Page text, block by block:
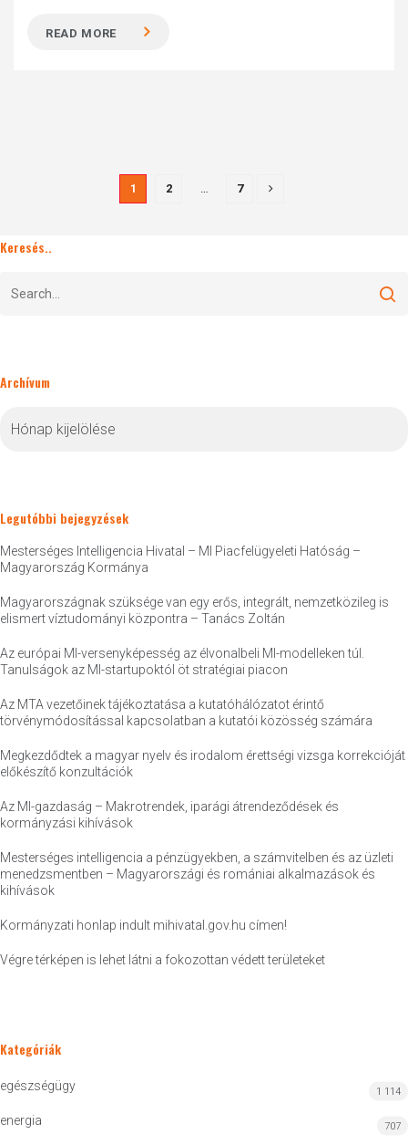
READ MORE
1 2 … 7
Keresés..
Archívum
Legutóbbi bejegyzések
Mesterséges Intelligencia Hivatal – MI Piacfelügyeleti Hatóság –
Magyarország Kormánya
Magyarországnak szüksége van egy erős, integrált, nemzetközileg is
elismert víztudományi központra – Tanács Zoltán
Az európai MI-versenyképesség az élvonalbeli MI-modelleken túl.
Tanulságok az MI-startupoktól öt stratégiai piacon
Az MTA vezetőinek tájékoztatása a kutatóhálózatot érintő
törvénymódosítással kapcsolatban a kutatói közösség számára
Megkezdődtek a magyar nyelv és irodalom érettségi vizsga korrekcióját
előkészítő konzultációk
Az MI-gazdaság – Makrotrendek, iparági átrendeződések és
kormányzási kihívások
Mesterséges intelligencia a pénzügyekben, a számvitelben és az üzleti
menedzsmentben – Magyarországi és romániai alkalmazások és
kihívások
Kormányzati honlap indult mihivatal.gov.hu címen!
Végre térképen is lehet látni a fokozottan védett területeket
Kategóriák
egészségügy 1 114
energia 707